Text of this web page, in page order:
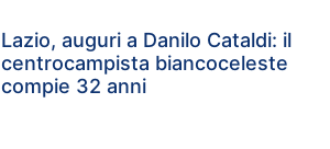
Lazio, auguri a Danilo Cataldi: il
centrocampista biancoceleste
compie 32 anni